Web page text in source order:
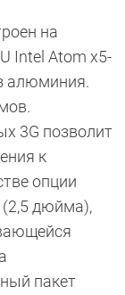
на
Intel Atom x5-
алюминия.
3G позволит
к
опции
(2,5 дюйма),
пакет